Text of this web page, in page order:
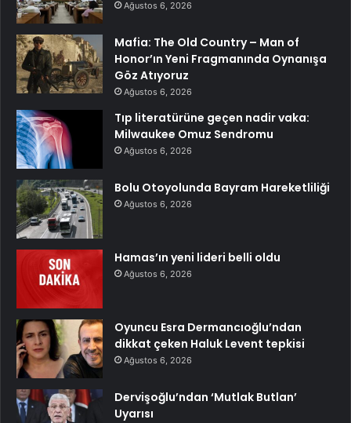
Ağustos 6, 2026
Mafia: The Old Country – Man of
Honor’ın Yeni Fragmanında Oynanışa
Göz Atıyoruz
Ağustos 6, 2026
Tıp literatürüne geçen nadir vaka:
Milwaukee Omuz Sendromu
Ağustos 6, 2026
Bolu Otoyolunda Bayram Hareketliliği
Ağustos 6, 2026
Hamas’ın yeni lideri belli oldu
Ağustos 6, 2026
Oyuncu Esra Dermancıoğlu’ndan
dikkat çeken Haluk Levent tepkisi
Ağustos 6, 2026
Dervişoğlu’ndan ‘Mutlak Butlan’
Uyarısı